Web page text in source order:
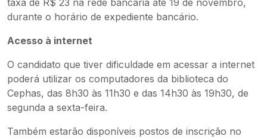
taxa de R$ 23 na rede bancária até 19 de novembro,
durante o horário de expediente bancário.
Acesso à internet
O candidato que tiver dificuldade em acessar a internet
poderá utilizar os computadores da biblioteca do
Cephas, das 8h30 às 11h30 e das 14h30 às 19h30, de
segunda a sexta-feira.
Também estarão disponíveis postos de inscrição no